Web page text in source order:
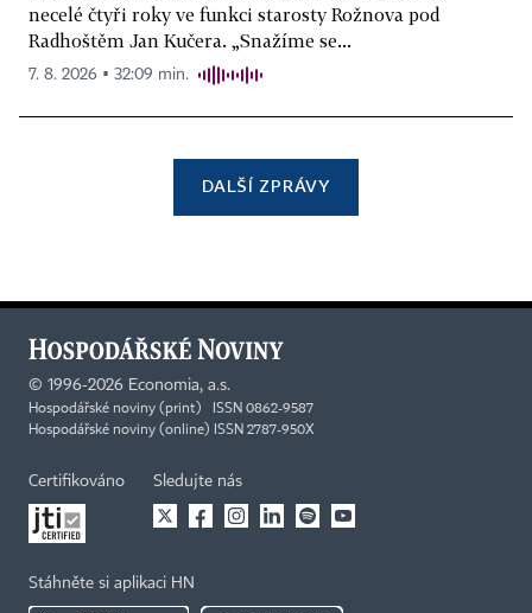
necelé čtyři roky ve funkci starosty Rožnova pod
Radhoštěm Jan Kučera. „Snažíme se...
7. 8. 2026 ▪ 32:09 min.
DALŠÍ ZPRÁVY
© 1996-2026 Economia, a.s.
Hospodářské noviny (print) ISSN 0862-9587
Hospodářské noviny (online) ISSN 2787-950X
Certifikováno Sledujte nás
Stáhněte si aplikaci HN